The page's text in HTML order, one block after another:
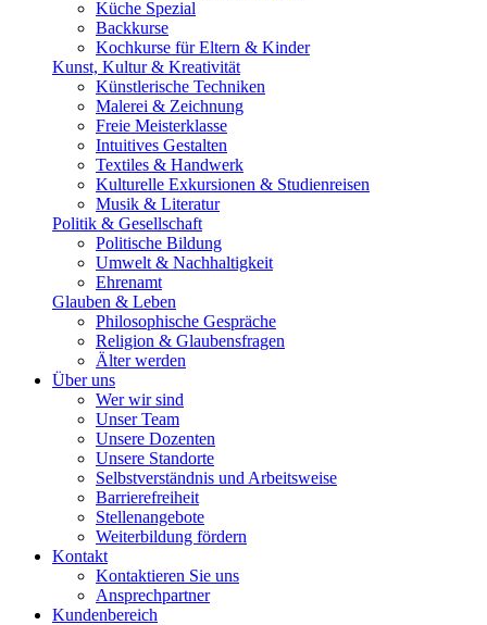
Küche Spezial
Backkurse
Kochkurse für Eltern & Kinder
Kunst, Kultur & Kreativität
Künstlerische Techniken
Malerei & Zeichnung
Freie Meisterklasse
Intuitives Gestalten
Textiles & Handwerk
Kulturelle Exkursionen & Studienreisen
Musik & Literatur
Politik & Gesellschaft
Politische Bildung
Umwelt & Nachhaltigkeit
Ehrenamt
Glauben & Leben
Philosophische Gespräche
Religion & Glaubensfragen
Älter werden
Über uns
Wer wir sind
Unser Team
Unsere Dozenten
Unsere Standorte
Selbstverständnis und Arbeitsweise
Barrierefreiheit
Stellenangebote
Weiterbildung fördern
Kontakt
Kontaktieren Sie uns
Ansprechpartner
Kundenbereich